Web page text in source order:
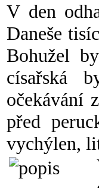
V den
Daneše
Bohužel
císařská
očekávání
před
vychýlen,